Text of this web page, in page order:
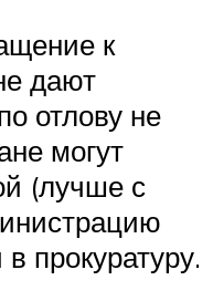
к
дают
отлову не
могут
(лучше с
прокуратуру.